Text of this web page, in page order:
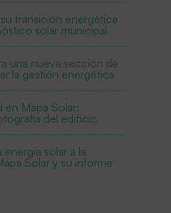
transición energética
solar municipal
una nueva sección de
la gestión energética
en Mapa Solar:
del edificio
energía solar a la
Solar y su informe